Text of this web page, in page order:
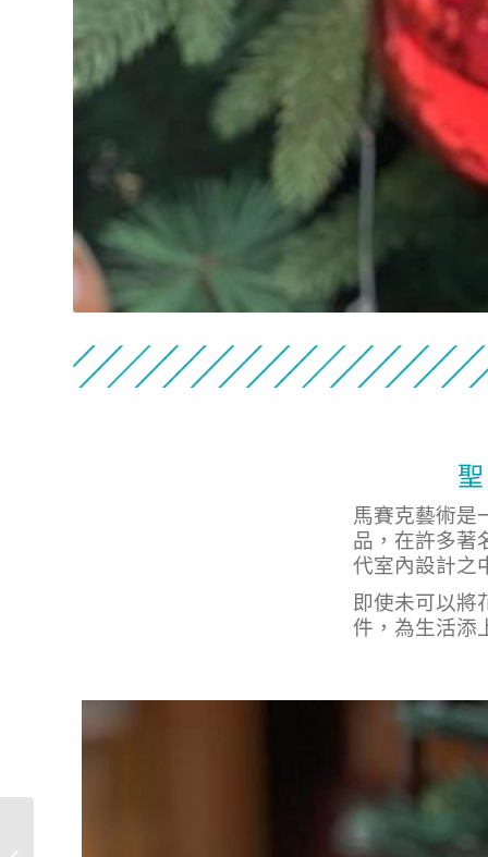
馬賽克藝術是
品，在許多著
代室內設計之
即使未可以將
件，為生活添